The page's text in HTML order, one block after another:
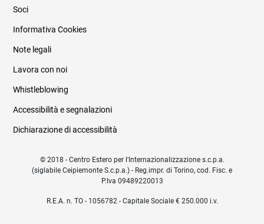
Soci
Informativa Cookies
Note legali
Lavora con noi
Whistleblowing
Accessibilità e segnalazioni
Dichiarazione di accessibilità
© 2018 - Centro Estero per l'Internazionalizzazione s.c.p.a.
(siglabile Ceipiemonte S.c.p.a.) - Reg.impr. di Torino, cod. Fisc. e
P.Iva 09489220013
R.E.A. n. TO - 1056782 - Capitale Sociale € 250.000 i.v.